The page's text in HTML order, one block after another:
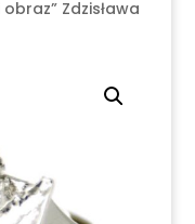
Zdzisława